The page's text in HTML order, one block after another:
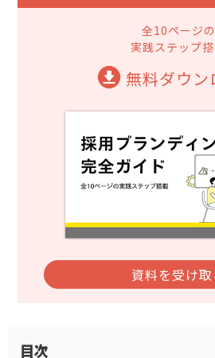
全10ページの
実践ステップ
無料ダウン
資料を受け取
目次